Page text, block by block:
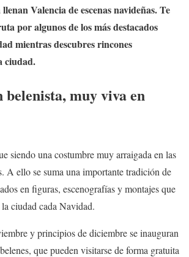
Valencia de escenas navideñas. Te
por algunos de los más destacados
mientras descubres rincones
ciudad.
muy viva en
siendo una costumbre muy arraigada en las
A ello se suma una importante tradición de
en figuras, escenografías y montajes que
ciudad cada Navidad.
y principios de diciembre se inauguran
que pueden visitarse de forma gratuita